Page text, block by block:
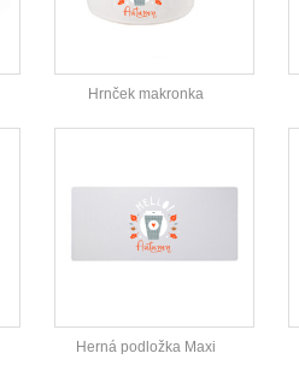
Hrnček makronka
Herná podložka Maxi